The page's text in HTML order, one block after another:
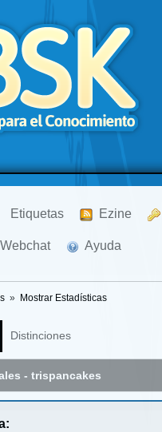
Etiquetas Ezine
Webchat Ayuda
» Mostrar Estadísticas
Distinciones
- trispancakes